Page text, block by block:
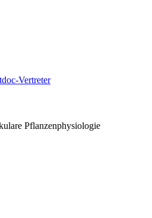
Vertreter
Pflanzenphysiologie